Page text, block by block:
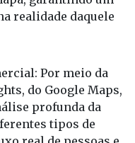
garantindo um
realidade daquele
Por meio da
do Google Maps,
profunda da